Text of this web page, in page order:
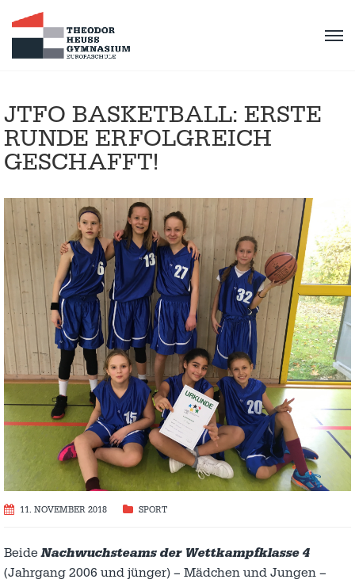
JTFO BASKETBALL: ERSTE
RUNDE ERFOLGREICH
GESCHAFFT!
11. NOVEMBER 2018 SPORT
BeideNachwuchsteams der Wettkampfklasse 4
(Jahrgang 2006 und jünger) – Mädchen und Jungen –